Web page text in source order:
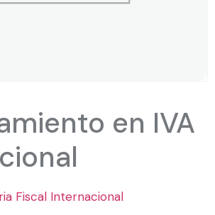
en IVA
Fiscal Internacional